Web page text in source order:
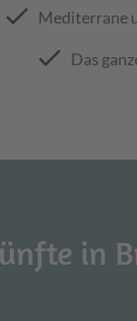
check Mediterrane
check Das
in